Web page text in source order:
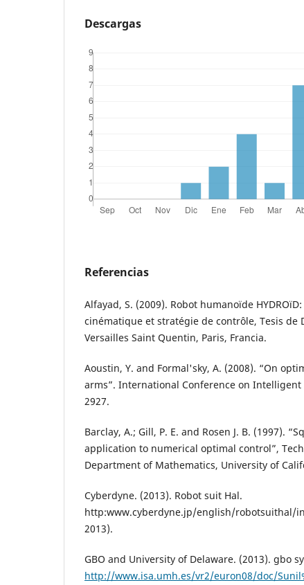
Descargas
Referencias
Alfayad, S. (2009). Robot humanoïde
cinématique et stratégie de contrôle, Tesis de
Versailles Saint Quentin, Paris, Francia.
Aoustin, Y. and Formal'sky, A. (2008). “On
arms”. International Conference on Intelligent
2927.
Barclay, A.; Gill, P. E. and Rosen J. B. (1997).
application to numerical optimal control”,
Department of Mathematics, University of
Cyberdyne. (2013). Robot suit Hal.
http:www.cyberdyne.jp/english/robotsuithal/
2013).
GBO and University of Delaware. (2013). gbo
http://www.isa.umh.es/vr2/euron08/doc/